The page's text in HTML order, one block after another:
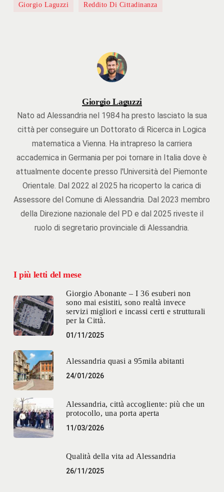
Giorgio Laguzzi Reddito Di Cittadinanza
Giorgio Laguzzi
Nato ad Alessandria nel 1984 ha presto lasciato la sua
città per conseguire un Dottorato di Ricerca in Logica
matematica a Vienna. Ha intrapreso la carriera
accademica in Germania per poi tornare in Italia dove è
attualmente docente presso l'Università del Piemonte
Orientale. Dal 2022 al 2025 ha ricoperto la carica di
Assessore del Comune di Alessandria. Dal 2023 membro
della Direzione nazionale del PD e dal 2025 riveste il
ruolo di segretario provinciale di Alessandria.
I più letti del mese
Giorgio Abonante – I 36 esuberi non
sono mai esistiti, sono realtà invece
servizi migliori e incassi certi e strutturali
per la Città.
01/11/2025
Alessandria quasi a 95mila abitanti
24/01/2026
Alessandria, città accogliente: più che un
protocollo, una porta aperta
11/03/2026
Qualità della vita ad Alessandria
26/11/2025